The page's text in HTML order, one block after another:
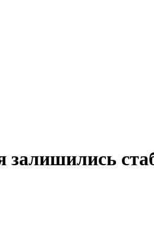
залишились